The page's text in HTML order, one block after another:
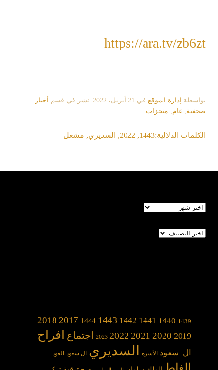
https://ara.tv/zb6zt
بواسطة إدارة الموقع في 21 أبريل، 2022 . نشر في قسم
أخبار
صحفية
عام منجزات
الكلمات الدلالية:1443
,
2022
, السديري, مشعل
الأرشيف
تصنيفات
1439
1440
1441
1442
1443
1444
2017
2018
2019
2020
2021
2022
2023 اجتماع افراح
ال_سعود الأسرة السديري ال سعود العود